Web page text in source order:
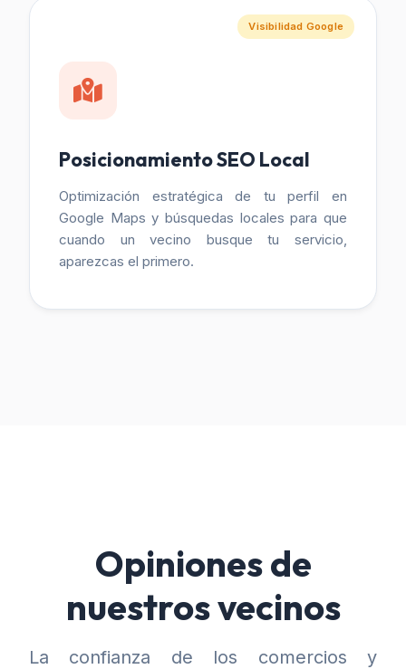
Visibilidad Google
Posicionamiento SEO Local
Optimización estratégica de tu perfil en
Google Maps y búsquedas locales para que
cuando un vecino busque tu servicio,
aparezcas el primero.
Opiniones de
nuestros vecinos
La confianza de los comercios y